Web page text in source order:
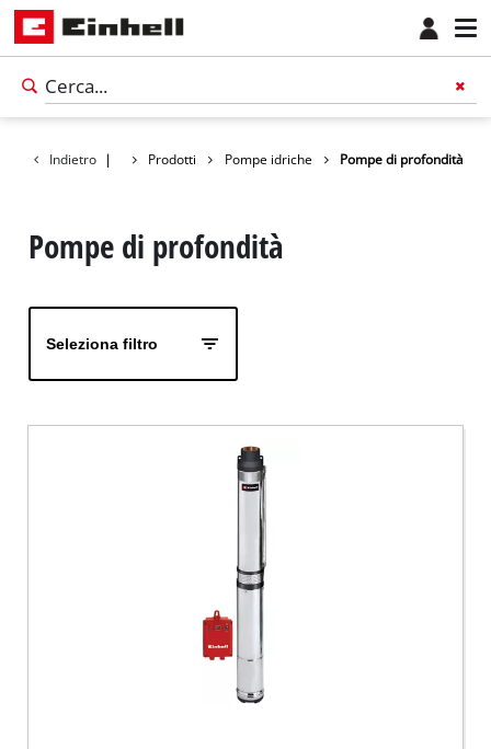
Indietro | Prodotti Pompe idriche Pompe di profondità
Pompe di profondità
Seleziona filtro